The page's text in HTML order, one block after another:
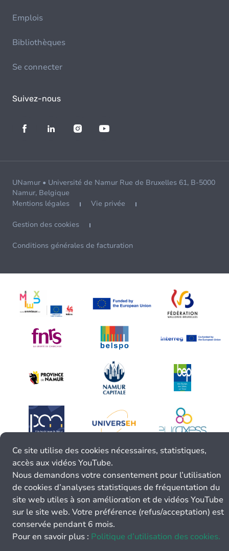
Emplois
Bibliothèques
Se connecter
Suivez-nous
UNamur • Université de Namur Rue de Bruxelles 61, B-5000
Namur, Belgique
Mentions légales
Vie privée
Gestion des cookies
Conditions générales de facturation
Ce site utilise des cookies nécessaires, statistiques,
accès aux vidéos YouTube.
Nous demandons votre consentement pour l’utilisation
de cookies d’analyses statistiques de fréquentation du
site web utiles à son amélioration et de vidéos YouTube
sur le site web. Votre préférence (refus/acceptation) est
conservée pendant 6 mois.
Pour en savoir plus : Politique d’utilisation des cookies.